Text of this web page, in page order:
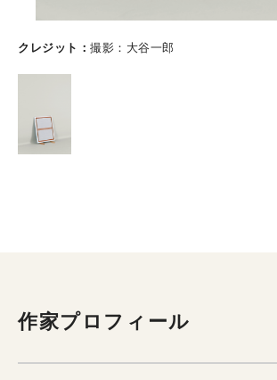
クレジット 撮影：大谷一郎
作家プロフィール